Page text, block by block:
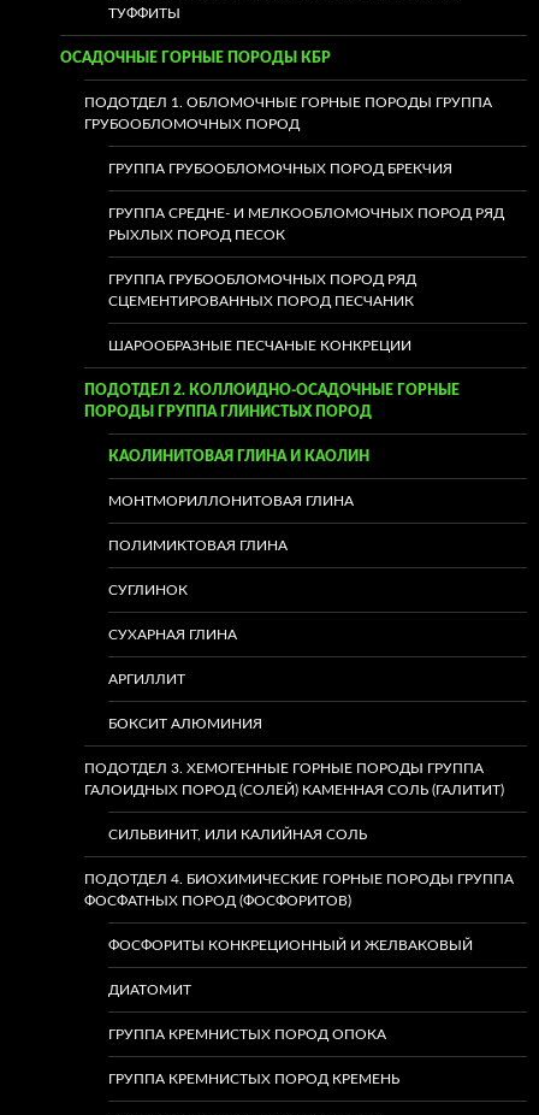
ТУФФИТЫ
ОСАДОЧНЫЕ ГОРНЫЕ ПОРОДЫ КБР
ПОДОТДЕЛ 1. ОБЛОМОЧНЫЕ ГОРНЫЕ ПОРОДЫ ГРУППА
ГРУБООБЛОМОЧНЫХ ПОРОД
ГРУППА ГРУБООБЛОМОЧНЫХ ПОРОД БРЕКЧИЯ
ГРУППА СРЕДНЕ- И МЕЛКООБЛОМОЧНЫХ ПОРОД РЯД
РЫХЛЫХ ПОРОД ПЕСОК
ГРУППА ГРУБООБЛОМОЧНЫХ ПОРОД РЯД
СЦЕМЕНТИРОВАННЫХ ПОРОД ПЕСЧАНИК
ШАРООБРАЗНЫЕ ПЕСЧАНЫЕ КОНКРЕЦИИ
ПОДОТДЕЛ 2. КОЛЛОИДНО-ОСАДОЧНЫЕ ГОРНЫЕ
ПОРОДЫ ГРУППА ГЛИНИСТЫХ ПОРОД
КАОЛИНИТОВАЯ ГЛИНА И КАОЛИН
МОНТМОРИЛЛОНИТОВАЯ ГЛИНА
ПОЛИМИКТОВАЯ ГЛИНА
СУГЛИНОК
СУХАРНАЯ ГЛИНА
АРГИЛЛИТ
БОКСИТ АЛЮМИНИЯ
ПОДОТДЕЛ 3. ХЕМОГЕННЫЕ ГОРНЫЕ ПОРОДЫ ГРУППА
ГАЛОИДНЫХ ПОРОД (СОЛЕЙ) КАМЕННАЯ СОЛЬ (ГАЛИТИТ)
СИЛЬВИНИТ, ИЛИ КАЛИЙНАЯ СОЛЬ
ПОДОТДЕЛ 4. БИОХИМИЧЕСКИЕ ГОРНЫЕ ПОРОДЫ ГРУППА
ФОСФАТНЫХ ПОРОД (ФОСФОРИТОВ)
ФОСФОРИТЫ КОНКРЕЦИОННЫЙ И ЖЕЛВАКОВЫЙ
ДИАТОМИТ
ГРУППА КРЕМНИСТЫХ ПОРОД ОПОКА
ГРУППА КРЕМНИСТЫХ ПОРОД КРЕМЕНЬ